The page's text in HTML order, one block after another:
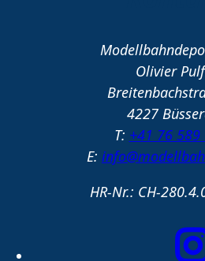
Olivier
4227
T: +41 76 589
E:
HR-Nr.: CH-